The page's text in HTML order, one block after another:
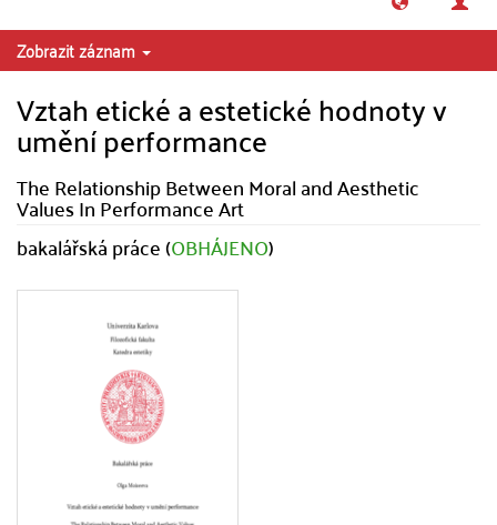
Zobrazit záznam
Vztah etické a estetické hodnoty v
umění performance
The Relationship Between Moral and Aesthetic
Values In Performance Art
bakalářská práce (OBHÁJENO)